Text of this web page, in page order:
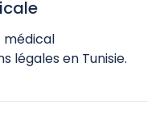
médical
légales en Tunisie.